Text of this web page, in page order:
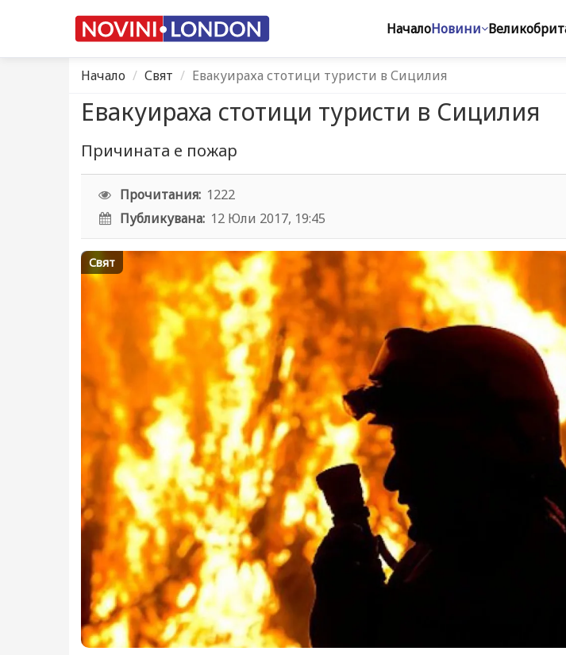
НачалоНовини
Начало Свят Евакуираха стотици туристи в Сицилия
Евакуираха стотици туристи в Сицилия
Причината е пожар
Прочитания: 1222
Публикувана: 12 Юли 2017, 19:45
Свят